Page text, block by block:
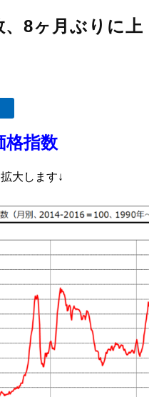
、8ヶ月ぶりに上
格指数
大します↓